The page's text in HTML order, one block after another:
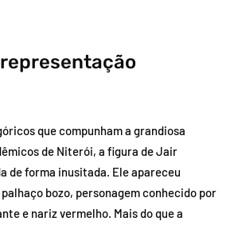
que compunham a grandiosa
de Niterói, a figura de Jair
de forma inusitada. Ele apareceu
bozo, personagem conhecido por
e nariz vermelho. Mais do que a